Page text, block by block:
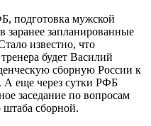
подготовка мужской
заранее запланированные
известно, что
будет Василий
сборную России к
А еще через сутки РФБ
заседание по вопросам
штаба сборной.